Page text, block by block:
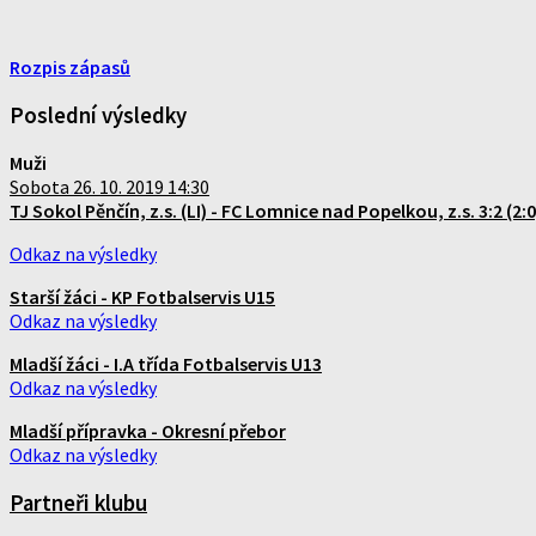
Rozpis zápasů
Poslední výsledky
Muži
Sobota 26. 10. 2019 14:30
TJ Sokol Pěnčín, z.s. (LI) - FC Lomnice nad Popelkou, z.s. 3:2
Odkaz na výsledky
Starší žáci - KP Fotbalservis U15
Odkaz na výsledky
Mladší žáci - I.A třída Fotbalservis U13
Odkaz na výsledky
Mladší přípravka - Okresní přebor
Odkaz na výsledky
Partneři klubu